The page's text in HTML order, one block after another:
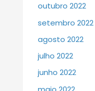
outubro 2022
setembro 2022
agosto 2022
julho 2022
junho 2022